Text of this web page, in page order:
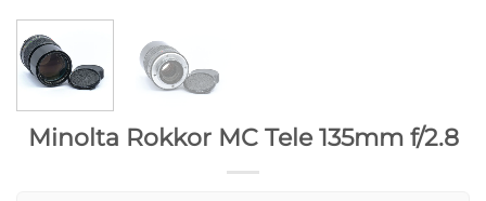
Minolta Rokkor MC Tele 135mm f/2.8